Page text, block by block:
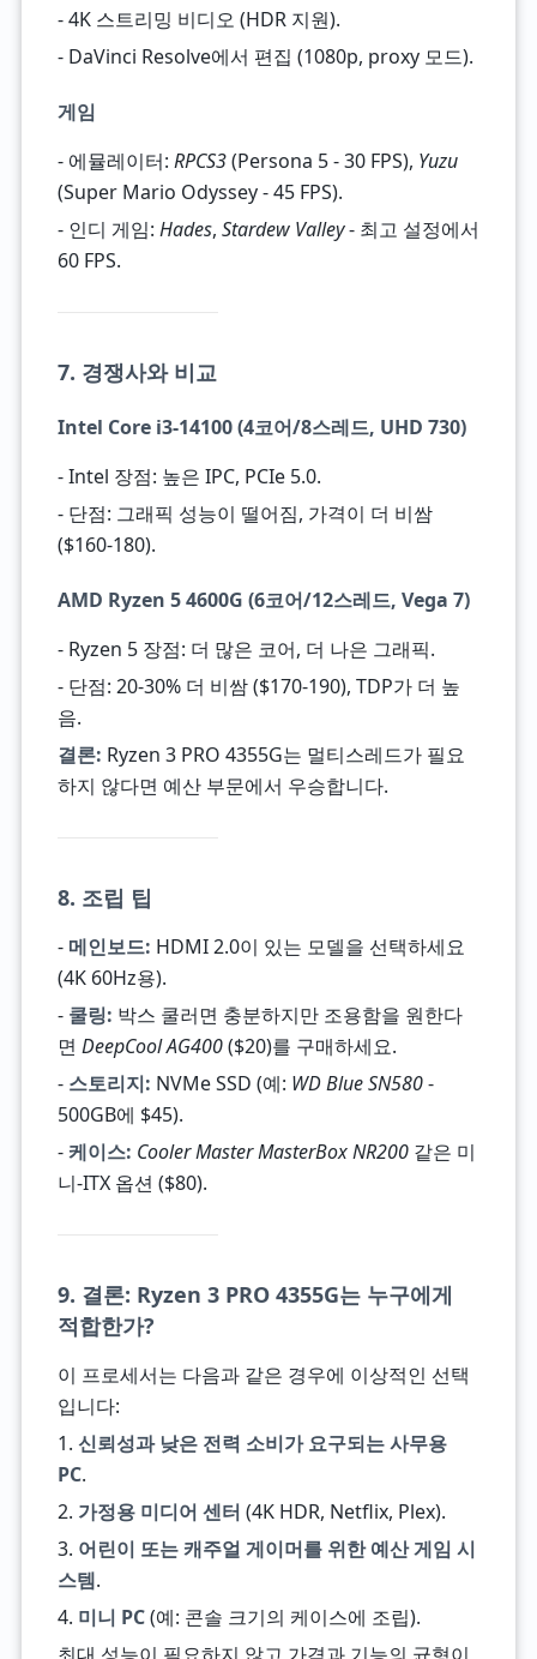
- 4K 스트리밍 비디오 (HDR 지원).
- DaVinci Resolve에서 편집 (1080p, proxy 모드).
게임
- 에뮬레이터: RPCS3(Persona 5 - 30 FPS), Yuzu
(Super Mario Odyssey - 45 FPS).
- 인디 게임: Hades, Stardew Valley- 최고 설정에서
60 FPS.
7. 경쟁사와 비교
Intel Core i3-14100 (4코어/8스레드, UHD 730)
- Intel 장점: 높은 IPC, PCIe 5.0.
- 단점: 그래픽 성능이 떨어짐, 가격이 더 비쌈
($160-180).
AMD Ryzen 5 4600G (6코어/12스레드, Vega 7)
- Ryzen 5 장점: 더 많은 코어, 더 나은 그래픽.
- 단점: 20-30% 더 비쌈 ($170-190), TDP가 더 높
음.
결론: Ryzen 3 PRO 4355G는 멀티스레드가 필요
하지 않다면 예산 부문에서 우승합니다.
8. 조립 팁
- 메인보드: HDMI 2.0이 있는 모델을 선택하세요
(4K 60Hz용).
- 쿨링: 박스 쿨러면 충분하지만 조용함을 원한다
면 DeepCool AG400($20)를 구매하세요.
- 스토리지: NVMe SSD (예: WD Blue SN580-
500GB에 $45).
-케이스: Cooler Master MasterBox NR200같은 미
니-ITX 옵션 ($80).
9. 결론: Ryzen 3 PRO 4355G는 누구에게
적합한가?
이 프로세서는 다음과 같은 경우에 이상적인 선택
입니다:
1. 신뢰성과 낮은 전력 소비가 요구되는 사무용
PC.
2. 가정용 미디어 센터 (4K HDR, Netflix, Plex).
3. 어린이 또는 캐주얼 게이머를 위한 예산 게임 시
스템.
4. 미니 PC(예: 콘솔 크기의 케이스에 조립).